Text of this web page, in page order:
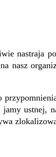
nastraja
nasz
ustnej,